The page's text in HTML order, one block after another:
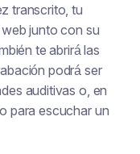
transcrito, tu
junto con su
te abrirá las
podrá ser
auditivas o, en
para escuchar un